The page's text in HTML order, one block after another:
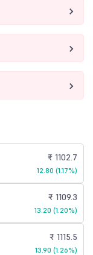
₹ 1102.7
12.80 (1.17%)
₹ 1109.3
13.20 (1.20%)
₹ 1115.5
13.90 (1.26%)